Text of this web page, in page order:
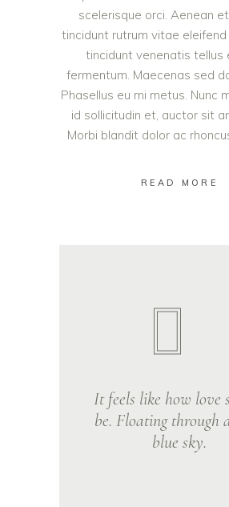
scelerisque orci. Aenean
tincidunt rutrum vitae eleifend
tincidunt venenatis tellus
fermentum. Maecenas sed
Phasellus eu mi metus. Nunc
id sollicitudin et, auctor sit
Morbi blandit dolor ac
READ MORE
It feels like how love
be. Floating through
blue sky.